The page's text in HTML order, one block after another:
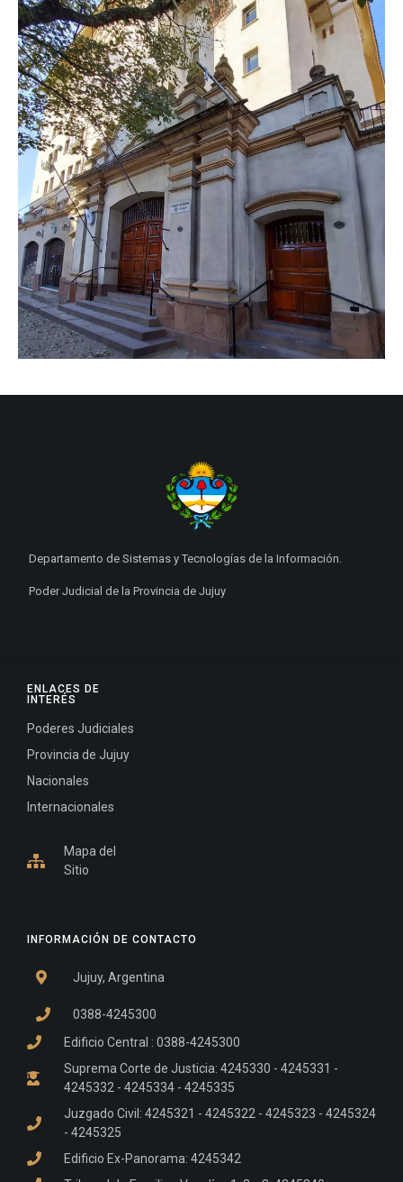
INFORMACIÓN DE CONTACTO
Jujuy, Argentina
0388-4245300
Edificio Central : 0388-4245300
Suprema Corte de Justicia: 4245330 - 4245331 -
4245332 - 4245334 - 4245335
Juzgado Civil: 4245321 - 4245322 - 4245323 - 4245324
- 4245325
Edificio Ex-Panorama: 4245342
ENLACES DE
INTERÉS
Poderes Judiciales
Provincia de Jujuy
Nacionales
Internacionales
Mapa del
Sitio
Departamento de Sistemas y Tecnologías de la Información.
Poder Judicial de la Provincia de Jujuy